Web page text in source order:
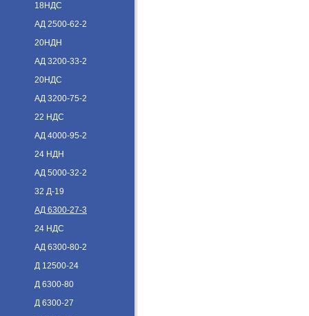
18НДС
АД 2500-62-2
20НДН
АД 3200-33-2
20НДС
АД 3200-75-2
22 НДС
АД 4000-95-2
24 НДН
АД 5000-32-2
32 Д-19
АД 6300-27-3
24 НДС
АД 6300-80-2
Д 12500-24
Д 6300-80
Д 6300-27